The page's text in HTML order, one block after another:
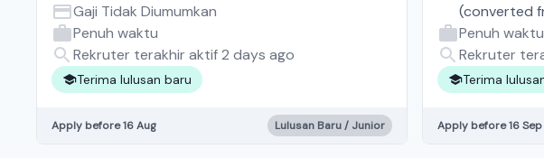
Gaji Tidak Diumumkan
Penuh waktu
Rekruter terakhir aktif 2 days ago
Terima lulusan baru
Apply before 16 Aug Lulusan Baru / Junior
(converted
Penuh waktu
Rekruter
Terima
Apply before 16 Sep